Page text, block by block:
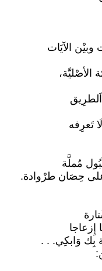
الآيَات
تَعرِفه
مُملَّة
على حِصَان طرْوادة.
بِك وَابكِي. . .